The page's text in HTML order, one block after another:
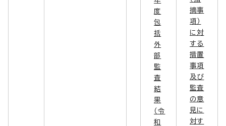
度
包
括
外
部
監
査
結
果
（令
和
摘事
項）
に対
する
措置
事項
及び
監査
の意
見に
対す